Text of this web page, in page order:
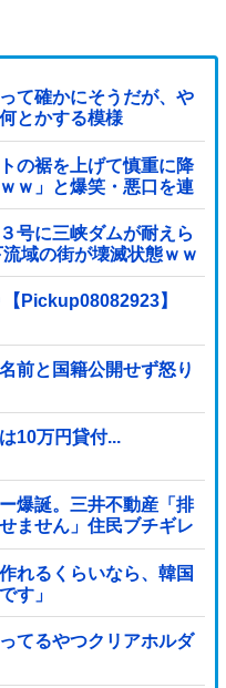
て確かにそうだが、や
とかする模様
の裾を上げて慎重に降
ｗ」と爆笑・悪口を連
ながらマウントと嫉妬
めた・・・
号に三峡ダムが耐えら
域の街が壊滅状態ｗｗ
Pickup08082923】
前と国籍公開せず怒り
10万円貸付...
爆誕。三井不動産「排
ません」住民ブチギレ
れるくらいなら、韓国
す」
てるやつクリアホルダ